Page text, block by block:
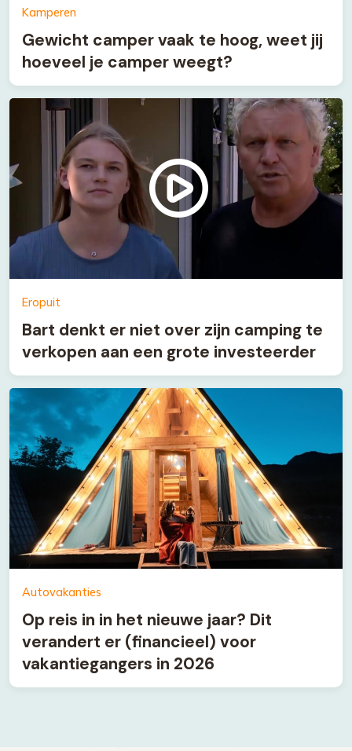
Kamperen
Gewicht camper vaak te hoog, weet jij
hoeveel je camper weegt?
Eropuit
Bart denkt er niet over zijn camping te
verkopen aan een grote investeerder
Autovakanties
Op reis in in het nieuwe jaar? Dit
verandert er (financieel) voor
vakantiegangers in 2026